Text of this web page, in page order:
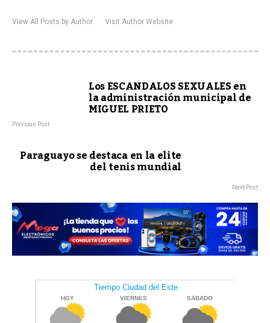
View All Posts by Author Visit Author Website
Los ESCANDALOS SEXUALES en
la administración municipal de
MIGUEL PRIETO
Previous Post
Paraguayo se destaca en la elite
del tenis mundial
Next Post